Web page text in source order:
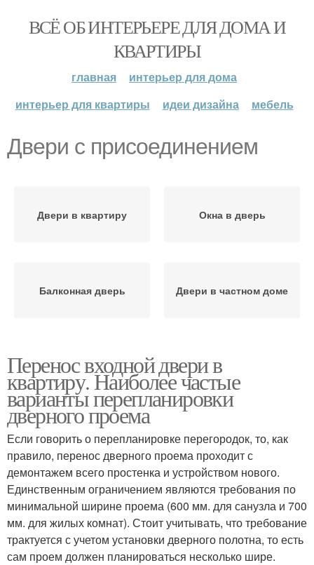
ВСЁ ОБ ИНТЕРЬЕРЕ ДЛЯ ДОМА И
КВАРТИРЫ
главная
интерьер для дома
интерьер для квартиры
идеи дизайна мебель
Двери с присоединением
Двери в квартиру Окна в дверь
Балконная дверь Двери в частном доме
Перенос входной двери в
квартиру. Наиболее частые
варианты перепланировки
дверного проема
Если говорить о перепланировке перегородок, то, как
правило, перенос дверного проема проходит с
демонтажем всего простенка и устройством нового.
Единственным ограничением являются требования по
минимальной ширине проема (600 мм. для санузла и 700
мм. для жилых комнат). Стоит учитывать, что требование
трактуется с учетом установки дверного полотна, то есть
сам проем должен планироваться несколько шире.